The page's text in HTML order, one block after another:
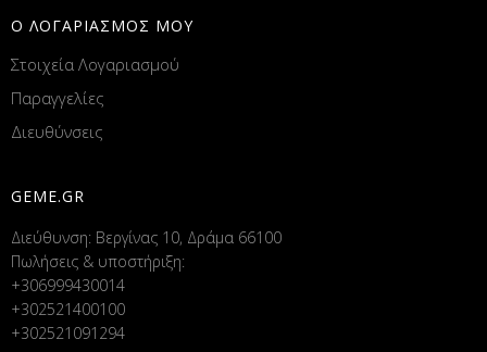
Ο ΛΟΓΑΡΙΑΣΜΟΣ ΜΟΥ
Στοιχεία Λογαριασμού
Παραγγελίες
Διευθύνσεις
GEME.GR
Διεύθυνση: Βεργίνας 10, Δράμα 66100
Πωλήσεις & υποστήριξη:
+306999430014
+302521400100
+302521091294